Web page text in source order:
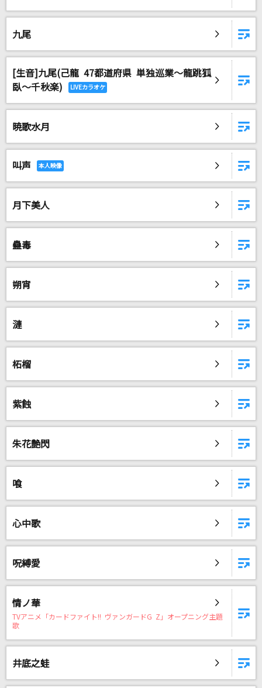
九尾
[生音]九尾(己龍 47都道府県 単独巡業～龍跳狐
臥～千秋楽)
暁歌水月
叫声
月下美人
蠱毒
朔宵
漣
柘榴
紫蝕
朱花艶閃
喰
心中歌
呪縛愛
情ノ華
TVアニメ「カードファイト!! ヴァンガードG Z」オープニング主題
歌
井底之蛙